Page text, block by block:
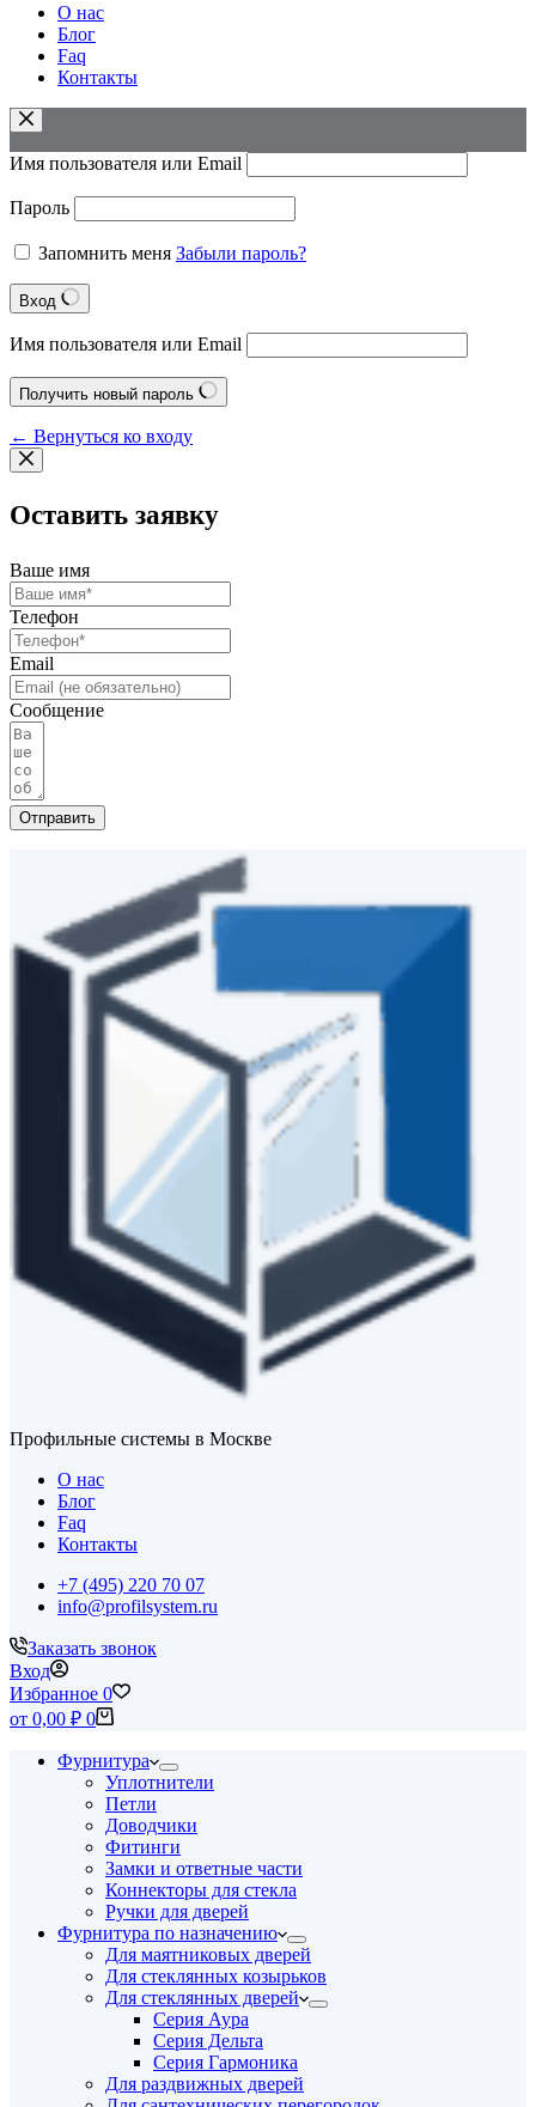
О нас
Блог
Faq
Контакты
Имя пользователя или Email
Пароль
Запомнить меня Забыли пароль?
Вход
Имя пользователя или Email
Получить новый пароль
← Вернуться ко входу
Оставить заявку
Ваше имя
Телефон
Email
Сообщение
Отправить
Профильные системы в Москве
О нас
Блог
Faq
Контакты
+7 (495) 220 70 07
info@profilsystem.ru
Заказать звонок
Вход
Избранное 0
Корзина
от 0,00 ₽ 0
Фурнитура
Уплотнители
Петли
Доводчики
Фитинги
Замки и ответные части
Коннекторы для стекла
Ручки для дверей
Фурнитура по назначению
Для маятниковых дверей
Для стеклянных козырьков
Для стеклянных дверей
Серия Аура
Серия Дельта
Серия Гармоника
Для раздвижных дверей